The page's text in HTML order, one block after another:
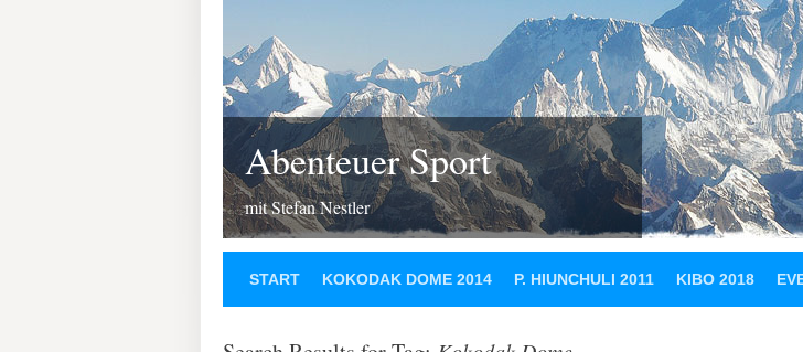
Abenteuer Sport
mit Stefan Nestler
START KOKODAK DOME 2014 P. HIUNCHULI 2011 KIBO 2018